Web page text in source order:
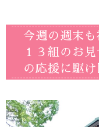
今週の週末
１３組のお
の応援に駆け